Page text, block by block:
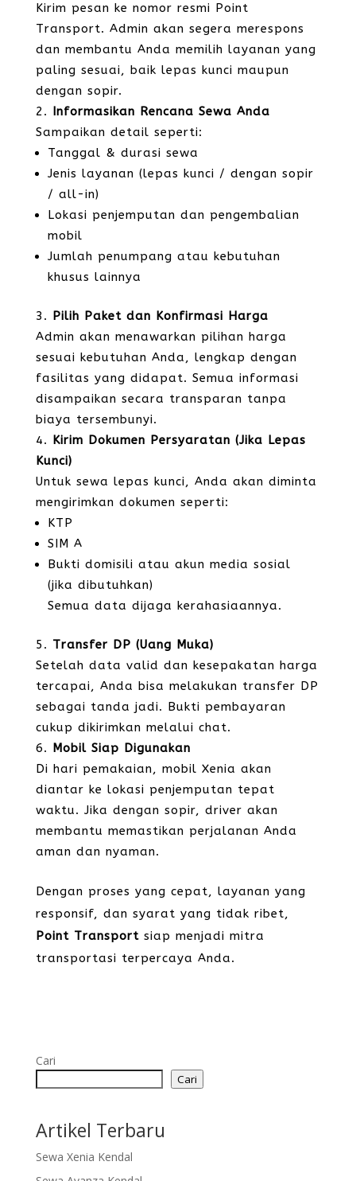
Kirim pesan ke nomor resmi Point
Transport. Admin akan segera merespons
dan membantu Anda memilih layanan yang
paling sesuai, baik lepas kunci maupun
dengan sopir.
Informasikan Rencana Sewa Anda
Sampaikan detail seperti:
Tanggal & durasi sewa
Jenis layanan (lepas kunci / dengan sopir
/ all-in)
Lokasi penjemputan dan pengembalian
mobil
Jumlah penumpang atau kebutuhan
khusus lainnya
Pilih Paket dan Konfirmasi Harga
Admin akan menawarkan pilihan harga
sesuai kebutuhan Anda, lengkap dengan
fasilitas yang didapat. Semua informasi
disampaikan secara transparan tanpa
biaya tersembunyi.
Kirim Dokumen Persyaratan (Jika Lepas
Kunci)
Untuk sewa lepas kunci, Anda akan diminta
mengirimkan dokumen seperti:
KTP
SIM A
Bukti domisili atau akun media sosial
(jika dibutuhkan)
Semua data dijaga kerahasiaannya.
Transfer DP (Uang Muka)
Setelah data valid dan kesepakatan harga
tercapai, Anda bisa melakukan transfer DP
sebagai tanda jadi. Bukti pembayaran
cukup dikirimkan melalui chat.
Mobil Siap Digunakan
Di hari pemakaian, mobil Xenia akan
diantar ke lokasi penjemputan tepat
waktu. Jika dengan sopir, driver akan
membantu memastikan perjalanan Anda
aman dan nyaman.
Dengan proses yang cepat, layanan yang
responsif, dan syarat yang tidak ribet,
Point Transportsiap menjadi mitra
transportasi terpercaya Anda.
Cari
Cari
Artikel Terbaru
Sewa Xenia Kendal